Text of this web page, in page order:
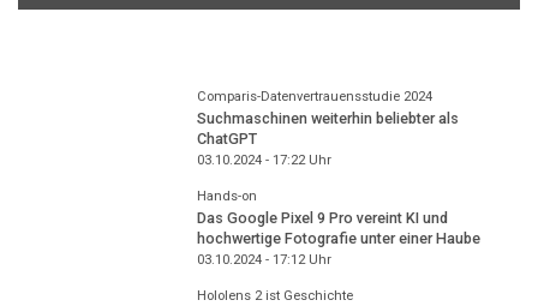
Comparis-Datenvertrauensstudie 2024
Suchmaschinen weiterhin beliebter als
ChatGPT
03.10.2024 - 17:22Uhr
Hands-on
Das Google Pixel 9 Pro vereint KI und
hochwertige Fotografie unter einer Haube
03.10.2024 - 17:12Uhr
Hololens 2 ist Geschichte